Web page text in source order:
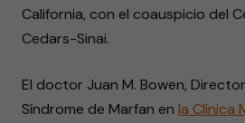
California, con el coauspicio del
Cedars-Sinai.
El doctor Juan M. Bowen,
Síndrome de Marfan en la Clínica